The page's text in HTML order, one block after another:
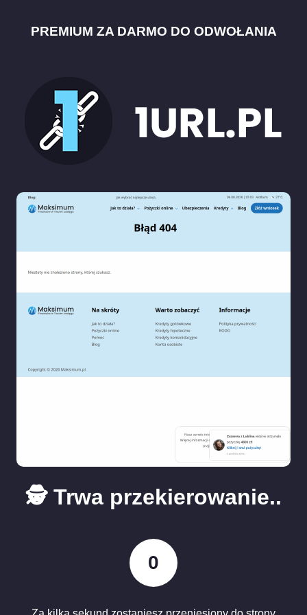
PREMIUM ZA DARMO DO ODWOŁANIA
🕵️ Trwa przekierowanie..
0